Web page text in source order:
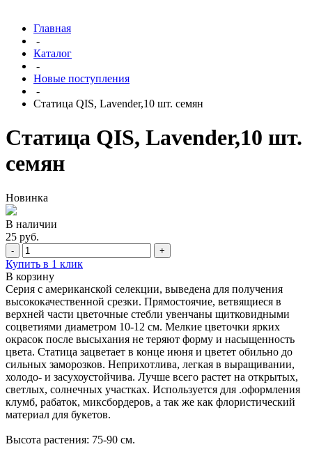
Главная
-
Каталог
-
Новые поступления
-
Статица QIS, Lavender,10 шт. семян
Статица QIS, Lavender,10 шт.
семян
Новинка
В наличии
25 руб.
- +
Купить в 1 клик
В корзину
Серия с американской селекции, выведена для получения
высококачественной срезки. Прямостоячие, ветвящиеся в
верхней части цветочные стебли увенчаны щитковидными
соцветиями диаметром 10-12 см. Мелкие цветочки ярких
окрасок после высыхания не теряют форму и насыщенность
цвета. Статица зацветает в конце июня и цветет обильно до
сильных заморозков. Неприхотлива, легкая в выращивании,
холодо- и засухоустойчива. Лучше всего растет на открытых,
светлых, солнечных участках. Используется для .оформления
клумб, рабаток, миксбордеров, а так же как флористический
материал для букетов.
Высота растения: 75-90 см.